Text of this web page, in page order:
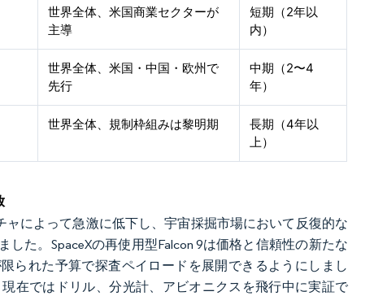
世界全体、米国商業セクターが
主導
短期（2年以
内）
世界全体、米国・中国・欧州で
先行
中期（2〜4
年）
世界全体、規制枠組みは黎明期
長期（4年以
上）
によって急激に低下し、宇宙採掘市場において反復的な
た。SpaceXの再使用型Falcon 9は価格と信頼性の新たな
られた予算で探査ペイロードを展開できるようにしまし
在ではドリル、分光計、アビオニクスを飛行中に実証で